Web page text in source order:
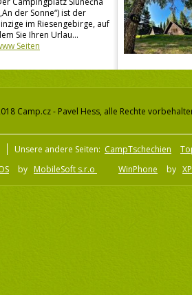
der Sonne“) ist der
im Riesengebirge, auf
Sie Ihren Urlau...
Seiten
Camp.cz - Pavel Hess, alle Rechte
Unsere andere Seiten: CampTschechien
by MobileSoft s.r.o WinPhone by